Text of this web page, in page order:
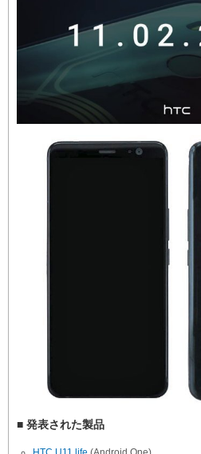
■ 発表された製品